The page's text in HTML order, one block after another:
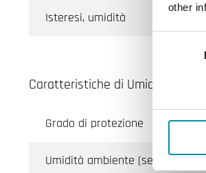
other
Isteresi, umidità
Caratteristiche di Umidostato
Grado di protezione
Umidità ambiente (senza